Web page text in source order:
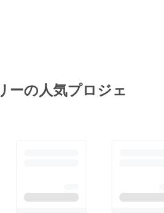
こともあ
中さん
レキギ
の体操
けいたし
若者カ
ーの人気プロジェ